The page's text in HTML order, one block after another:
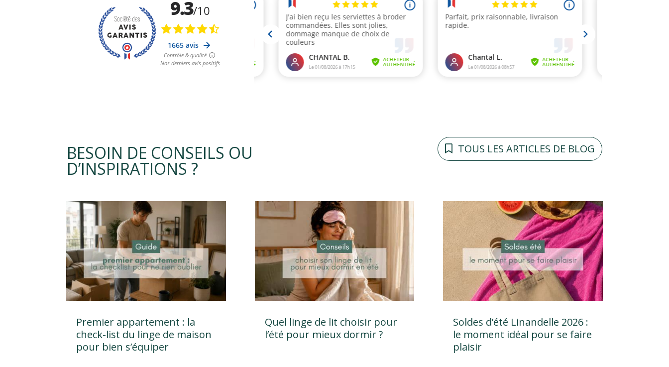
BESOIN DE CONSEILS OU
D’INSPIRATIONS ?
TOUS LES ARTICLES DE BLOG
Premier appartement : la
check-list du linge de maison
pour bien s’équiper
Quel linge de lit choisir pour
l’été pour mieux dormir ?
Soldes d’été Linandelle 2026 :
le moment idéal pour se faire
plaisir